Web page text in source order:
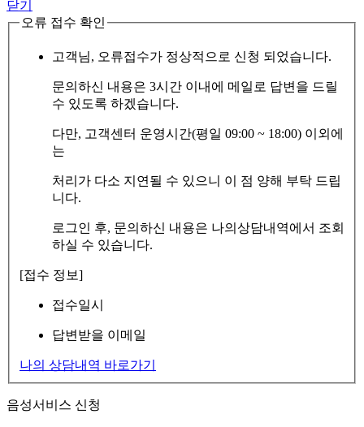
닫기
오류 접수 확인
고객님, 오류접수가 정상적으로 신청 되었습니다.
문의하신 내용은 3시간 이내에 메일로 답변을 드릴
수 있도록 하겠습니다.
다만, 고객센터 운영시간(평일 09:00 ~ 18:00) 이외에
는
처리가 다소 지연될 수 있으니 이 점 양해 부탁 드립
니다.
로그인 후, 문의하신 내용은 나의상담내역에서 조회
하실 수 있습니다.
[접수 정보]
접수일시
답변받을 이메일
나의 상담내역 바로가기
음성서비스 신청